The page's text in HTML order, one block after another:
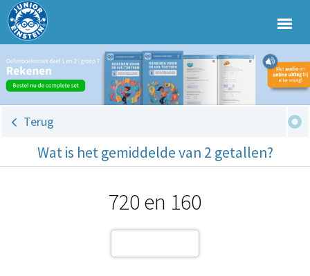
Terug
Wat is het gemiddelde van 2 getallen?
720 en 160